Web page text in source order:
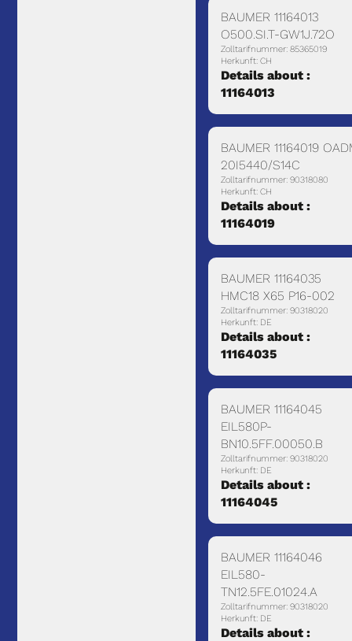
BAUMER 11164013
O500.SI.T-GW1J.72O
Zolltarifnummer: 85365019
Herkunft: CH
Details about :
11164013
BAUMER 11164019
20I5440/S14C
Zolltarifnummer: 90318080
Herkunft: CH
Details about :
11164019
BAUMER 11164035
HMC18 X65 P16-002
Zolltarifnummer: 90318020
Herkunft: DE
Details about :
11164035
BAUMER 11164045
EIL580P-
BN10.5FF.00050.B
Zolltarifnummer: 90318020
Herkunft: DE
Details about :
11164045
BAUMER 11164046
EIL580-
TN12.5FE.01024.A
Zolltarifnummer: 90318020
Herkunft: DE
Details about :